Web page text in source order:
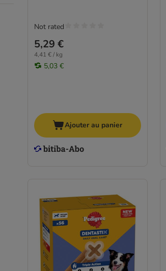
5,29 €
4,41 € / kg
5,03 €
Not rated
Ajouter au panier